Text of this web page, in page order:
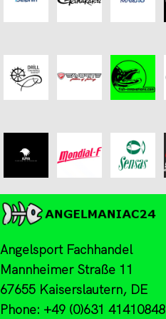
Angelsport Fachhandel
Mannheimer Straße 11
67655 Kaiserslautern, DE
Phone: +49 (0)631 41410848